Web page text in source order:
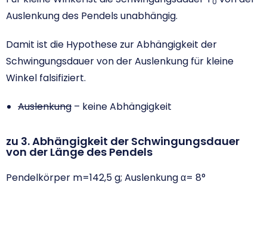
Auslenkung des Pendels unabhängig.
Damit ist die Hypothese zur Abhängigkeit der
Schwingungsdauer von der Auslenkung für kleine
Winkel falsifiziert.
Auslenkung – keine Abhängigkeit
zu 3. Abhängigkeit der Schwingungsdauer
von der Länge des Pendels
Pendelkörper m=142,5 g; Auslenkung α= 8°